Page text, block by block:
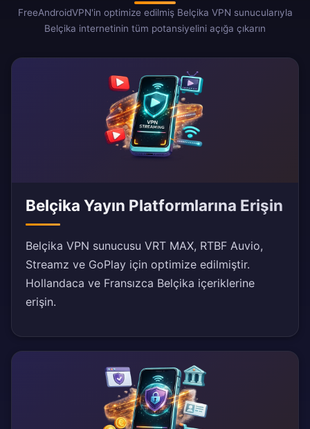
FreeAndroidVPN'in optimize edilmiş Belçika VPN sunucularıyla
Belçika internetinin tüm potansiyelini açığa çıkarın
Belçika Yayın Platformlarına Erişin
Belçika VPN sunucusu VRT MAX, RTBF Auvio,
Streamz ve GoPlay için optimize edilmiştir.
Hollandaca ve Fransızca Belçika içeriklerine
erişin.